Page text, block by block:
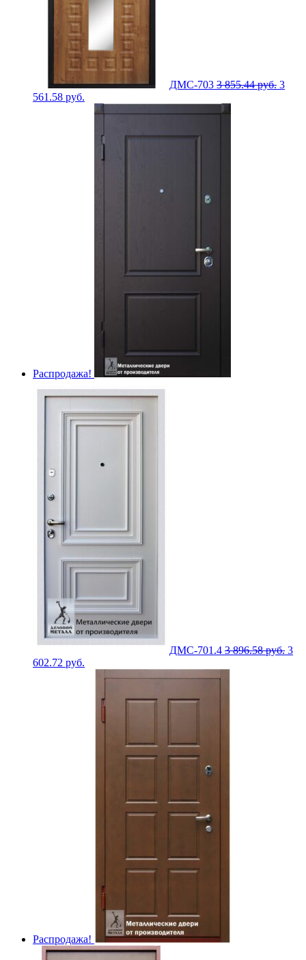
ДМС-703 3 855.44руб. 3
561.58 руб.
Распродажа!
ДМС-701.4 3 896.58руб. 3
602.72 руб.
Распродажа!